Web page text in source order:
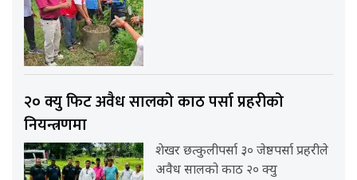
२० क्यु फिट अवैध सालको काठ पर्सा प्रहरीको
नियन्त्रणमा
शेखर छत्कुलीपर्सा ३० जेष्ठपर्सा प्रहरीले
अवैध सालको काठ २० क्यु